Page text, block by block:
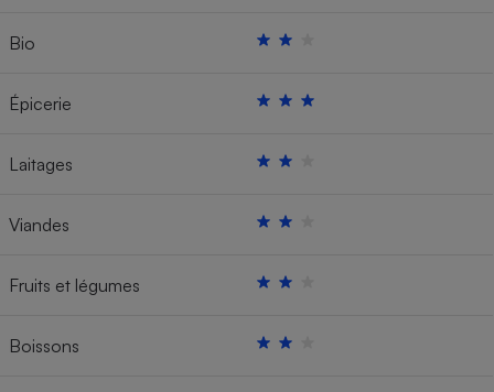
Bio
Épicerie
Laitages
Viandes
Fruits et légumes
Boissons